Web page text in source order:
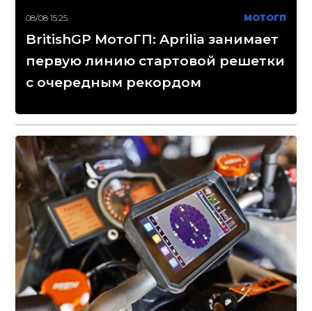
08/08 15:25 МОТОГП
BritishGP МотоГП: Aprilia занимает
первую линию стартовой решетки
с очередным рекордом